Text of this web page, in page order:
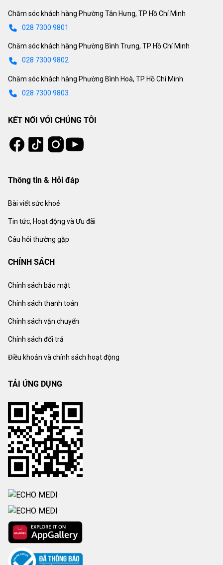
Chăm sóc khách hàng Phường Tân Hưng, TP Hồ Chí Minh
028 7300 9801
Chăm sóc khách hàng Phường Bình Trưng, TP Hồ Chí Minh
028 7300 9802
Chăm sóc khách hàng Phường Bình Hoà, TP Hồ Chí Minh
028 7300 9803
KẾT NỐI VỚI CHÚNG TÔI
Facebook
Tiktok Instagram
Youtube
Thông tin & Hỏi đáp
Bài viết sức khoẻ
Tin tức, Hoạt động và Ưu đãi
Câu hỏi thường gặp
CHÍNH SÁCH
Chính sách bảo mật
Chính sách thanh toán
Chính sách vận chuyển
Chính sách đổi trả
Điều khoản và chính sách hoạt động
TẢI ỨNG DỤNG